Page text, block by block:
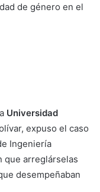
de género en el
Universidad
expuso el caso
Ingeniería
que arreglárselas
desempeñaban